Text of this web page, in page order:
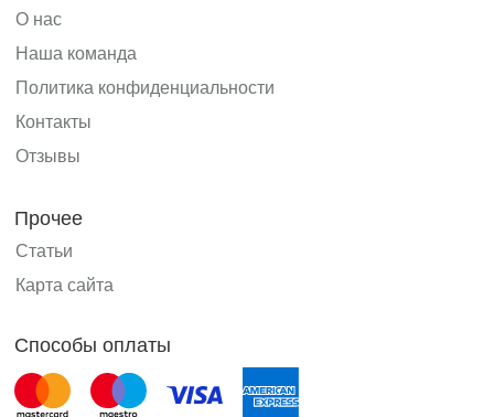
О нас
Наша команда
Политика конфиденциальности
Контакты
Отзывы
Прочее
Статьи
Карта сайта
Способы оплаты